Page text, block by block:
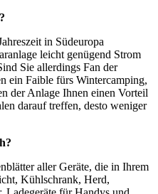
in Südeuropa
leicht genügend Strom
Sie allerdings Fan der
ein Faible fürs Wintercamping,
der Anlage Ihnen einen Vorteil
darauf treffen, desto weniger
aller Geräte, die in Ihrem
Kühlschrank, Herd,